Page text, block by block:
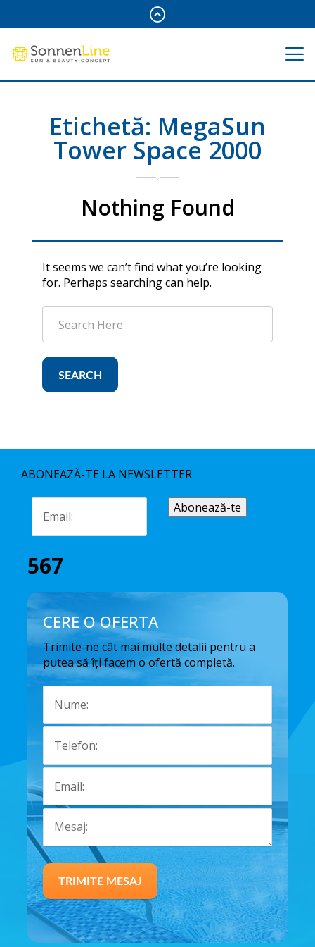
Etichetă: MegaSun
Tower Space 2000
Nothing Found
It seems we can’t find what you’re looking
for. Perhaps searching can help.
SEARCH
ABONEAZĂ-TE LA NEWSLETTER
567
CERE O OFERTA
Trimite-ne cât mai multe detalii pentru a
putea să îți facem o ofertă completă.